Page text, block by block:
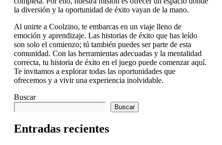
la diversión y la oportunidad de éxito vayan de la mano.
Al unirte a Coolzino, te embarcas en un viaje lleno de
emoción y aprendizaje. Las historias de éxito que has leído
son solo el comienzo; tú también puedes ser parte de esta
comunidad. Con las herramientas adecuadas y la mentalidad
correcta, tu historia de éxito en el juego puede comenzar aquí.
Te invitamos a explorar todas las oportunidades que
ofrecemos y a vivir una experiencia inolvidable.
Buscar
Buscar
Entradas recientes